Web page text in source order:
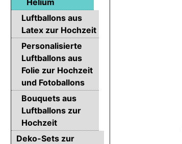
Luftballons aus
Latex zur Hochzeit
Personalisierte
Luftballons aus
Folie zur Hochzeit
und Fotoballons
Bouquets aus
Luftballons zur
Hochzeit
Deko-Sets zur